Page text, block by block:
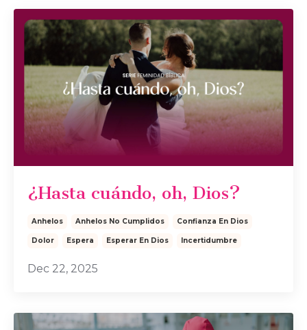
¿Hasta cuándo, oh, Dios?
Anhelos Anhelos No Cumplidos Confianza En Dios
Dolor Espera Esperar En Dios Incertidumbre
Dec 22, 2025